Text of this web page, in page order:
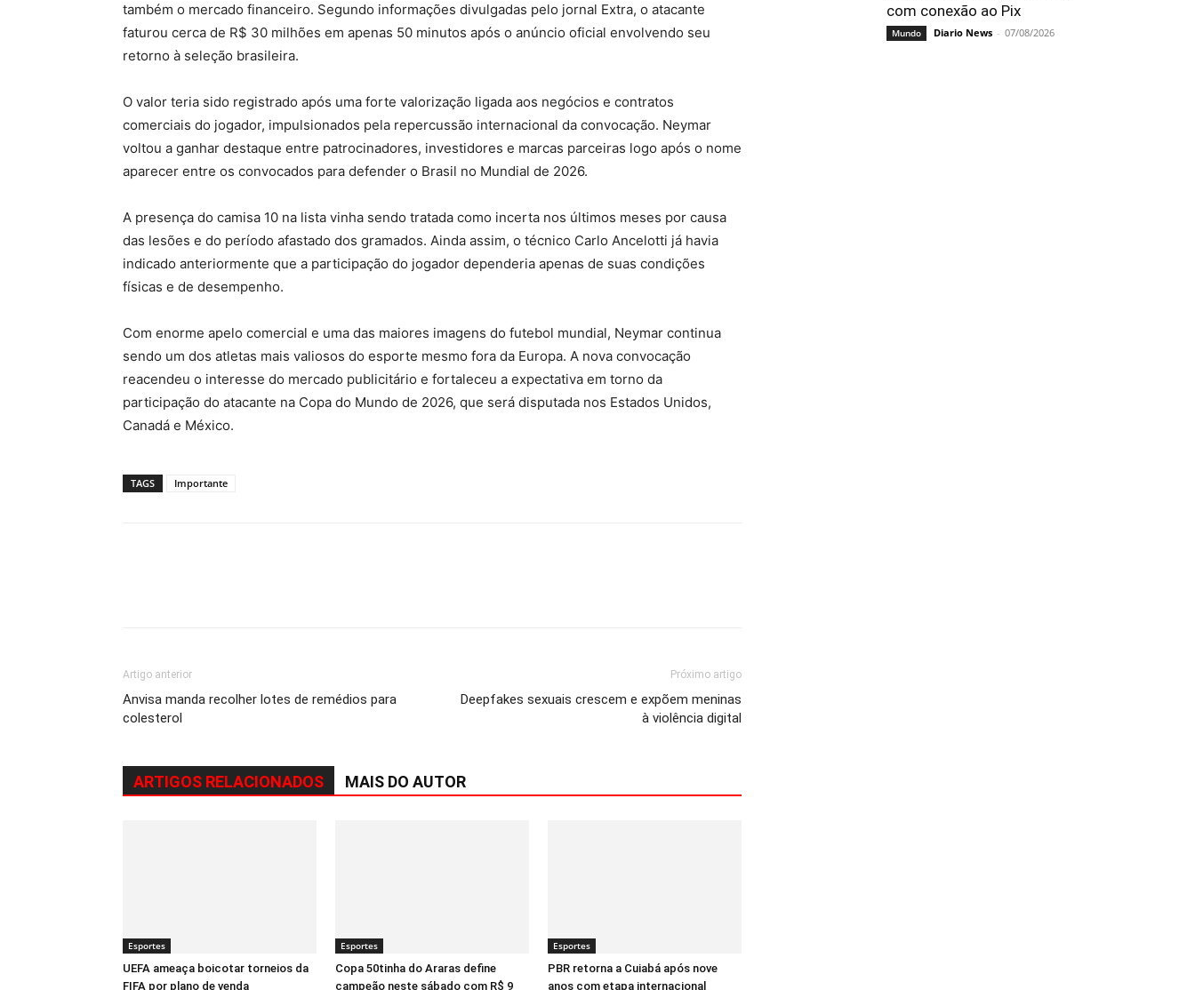
também o mercado financeiro. Segundo informações divulgadas pelo jornal Extra, o atacante
faturou cerca de R$ 30 milhões em apenas 50 minutos após o anúncio oficial envolvendo seu
retorno à seleção brasileira.
O valor teria sido registrado após uma forte valorização ligada aos negócios e contratos
comerciais do jogador, impulsionados pela repercussão internacional da convocação. Neymar
voltou a ganhar destaque entre patrocinadores, investidores e marcas parceiras logo após o nome
aparecer entre os convocados para defender o Brasil no Mundial de 2026.
A presença do camisa 10 na lista vinha sendo tratada como incerta nos últimos meses por causa
das lesões e do período afastado dos gramados. Ainda assim, o técnico Carlo Ancelotti já havia
indicado anteriormente que a participação do jogador dependeria apenas de suas condições
físicas e de desempenho.
Com enorme apelo comercial e uma das maiores imagens do futebol mundial, Neymar continua
sendo um dos atletas mais valiosos do esporte mesmo fora da Europa. A nova convocação
reacendeu o interesse do mercado publicitário e fortaleceu a expectativa em torno da
participação do atacante na Copa do Mundo de 2026, que será disputada nos Estados Unidos,
Canadá e México.
TAGS Importante
Artigo anterior
Anvisa manda recolher lotes de remédios para
colesterol
Próximo artigo
Deepfakes sexuais crescem e expõem meninas
à violência digital
ARTIGOS RELACIONADOS MAIS DO AUTOR
Esportes
UEFA ameaça boicotar torneios da
FIFA por plano de venda
Esportes
Copa 50tinha do Araras define
campeão neste sábado com R$ 9
Esportes
PBR retorna a Cuiabá após nove
anos com etapa internacional
com conexão ao Pix
Mundo Diario News - 07/08/2026